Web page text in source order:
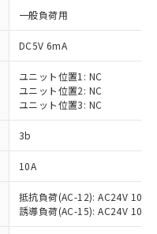
一般負荷用
DC5V 6mA
ユニット位置1: NC
ユニット位置2: NC
ユニット位置3: NC
3b
10A
抵抗負荷(AC-12): AC24V 10A/
誘導負荷(AC-15): AC24V
（10物質）の
供可能な商品で
10物質）の非含